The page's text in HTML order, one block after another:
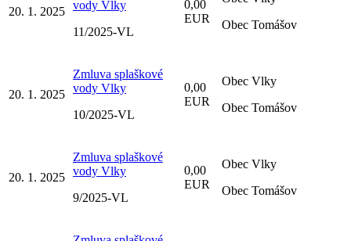
20. 1. 2025 vody Vlky
11/2025-VL
0,00
EUR
Obec Tomášov
20. 1. 2025
Zmluva splaškové
vody Vlky
10/2025-VL
0,00
EUR
Obec Vlky
Obec Tomášov
20. 1. 2025
Zmluva splaškové
vody Vlky
9/2025-VL
0,00
EUR
Obec Vlky
Obec Tomášov